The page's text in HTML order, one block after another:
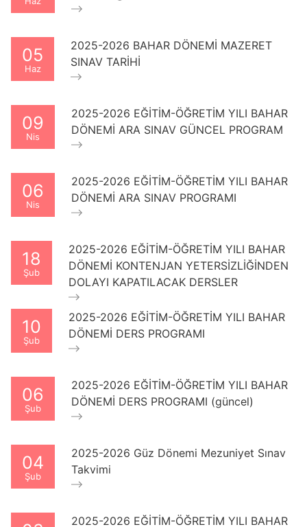
05
Haz
2025-2026 BAHAR DÖNEMİ MAZERET
SINAV TARİHİ
09
Nis
2025-2026 EĞİTİM-ÖĞRETİM YILI BAHAR
DÖNEMİ ARA SINAV GÜNCEL PROGRAM
06
Nis
2025-2026 EĞİTİM-ÖĞRETİM YILI BAHAR
DÖNEMİ ARA SINAV PROGRAMI
18
Şub
2025-2026 EĞİTİM-ÖĞRETİM YILI BAHAR
DÖNEMİ KONTENJAN YETERSİZLİĞİNDEN
DOLAYI KAPATILACAK DERSLER
10
Şub
2025-2026 EĞİTİM-ÖĞRETİM YILI BAHAR
DÖNEMİ DERS PROGRAMI
06
Şub
2025-2026 EĞİTİM-ÖĞRETİM YILI BAHAR
DÖNEMİ DERS PROGRAMI (güncel)
04
Şub
2025-2026 Güz Dönemi Mezuniyet Sınav
Takvimi
2025-2026 EĞİTİM-ÖĞRETİM YILI BAHAR